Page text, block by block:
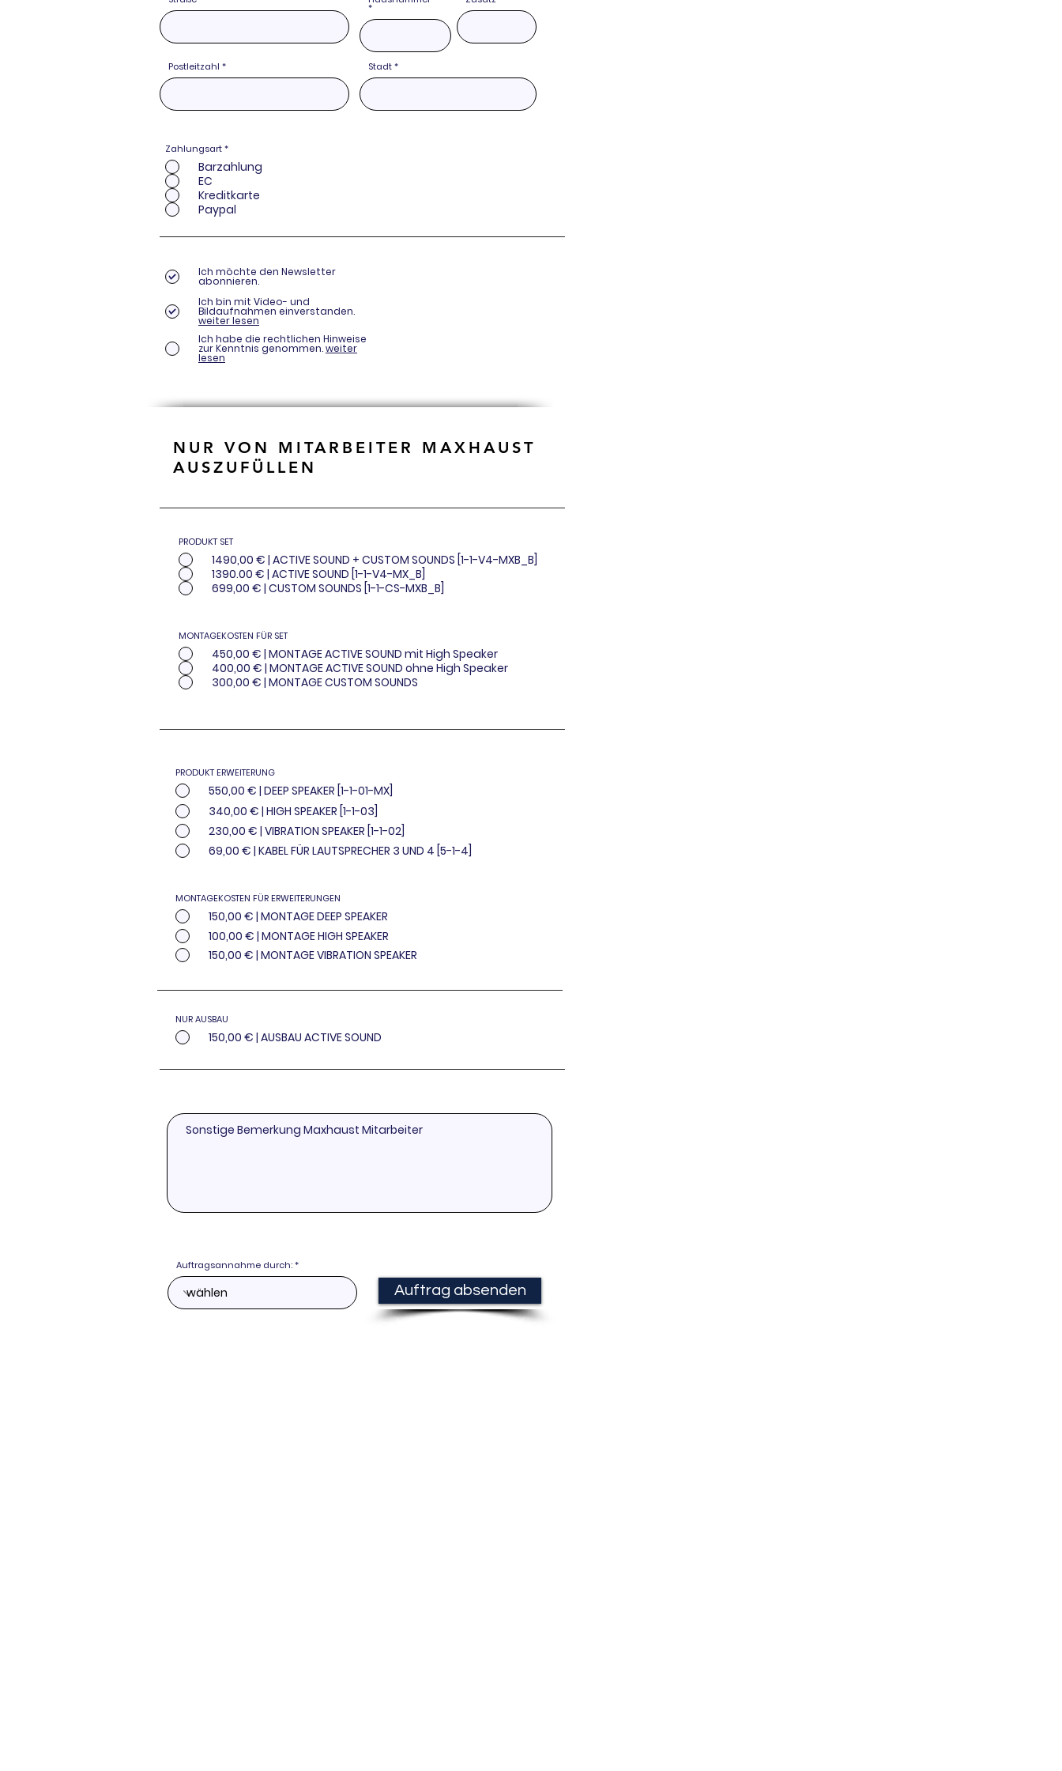
Postleitzahl Stadt
Zahlungsart*
Barzahlung
EC
Kreditkarte
Paypal
Ich möchte den Newsletter
abonnieren.
Ich bin mit Video- und
Bildaufnahmen einverstanden.
weiter lesen
Ich habe die rechtlichen Hinweise
zur Kenntnis genommen.weiter
lesen
NUR VON MITARBEITER MAXHAUST
AUSZUFÜLLEN
PRODUKT SET
1490,00 € | ACTIVE SOUND + CUSTOM SOUNDS [1-1-V4-MXB_B]
1390.00 € | ACTIVE SOUND [1-1-V4-MX_B]
699,00 € | CUSTOM SOUNDS [1-1-CS-MXB_B]
MONTAGEKOSTEN FÜR SET
450,00 € | MONTAGE ACTIVE SOUND mit High Speaker
400,00 € | MONTAGE ACTIVE SOUND ohne High Speaker
300,00 € | MONTAGE CUSTOM SOUNDS
PRODUKT ERWEITERUNG
550,00 € | DEEP SPEAKER [1-1-01-MX]
340,00 € | HIGH SPEAKER [1-1-03]
230,00 € | VIBRATION SPEAKER [1-1-02]
69,00 € | KABEL FÜR LAUTSPRECHER 3 UND 4 [5-1-4]
MONTAGEKOSTEN FÜR ERWEITERUNGEN
150,00 € | MONTAGE DEEP SPEAKER
100,00 € | MONTAGE HIGH SPEAKER
150,00 € | MONTAGE VIBRATION SPEAKER
NUR AUSBAU
150,00 € | AUSBAU ACTIVE SOUND
Auftragsannahme durch:
Auftrag absenden